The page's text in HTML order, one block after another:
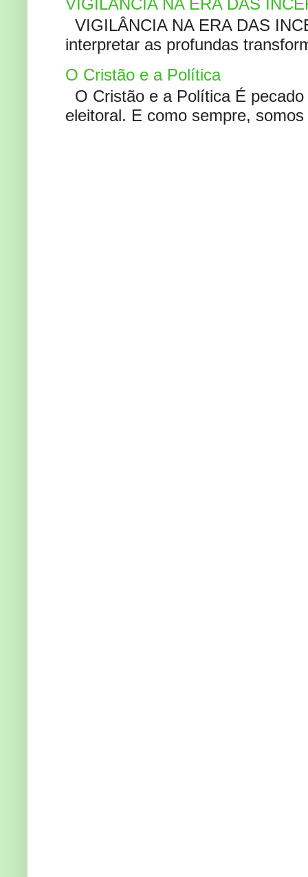
VIGILÂNCIA NA ERA DAS
VIGILÂNCIA NA ERA DAS
interpretar as profundas
O Cristão e a Política
O Cristão e a Política É
eleitoral. E como sempre,